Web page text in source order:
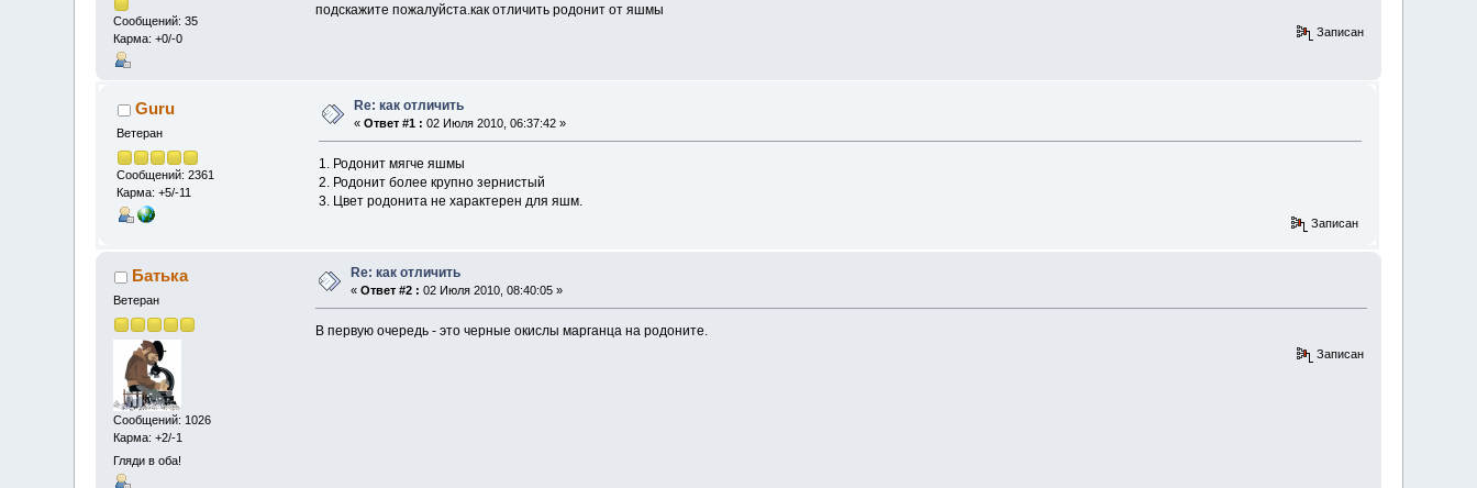
Сообщений: 35
Карма: +0/-0
подскажите пожалуйста.как отличить родонит от яшмы
Записан
Guru
Ветеран
Сообщений: 2361
Карма: +5/-11
Re: как отличить
«Ответ #1 : 02 Июля 2010, 06:37:42 »
1. Родонит мягче яшмы
2. Родонит более крупно зернистый
3. Цвет родонита не характерен для яшм.
Записан
Батька
Ветеран
Сообщений: 1026
Карма: +2/-1
Гляди в оба!
Re: как отличить
«Ответ #2 : 02 Июля 2010, 08:40:05 »
В первую очередь - это черные окислы марганца на родоните.
Записан